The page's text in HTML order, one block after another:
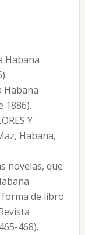
Habana
Habana
1886).
Y
Habana,
novelas, que
forma de libro
468).